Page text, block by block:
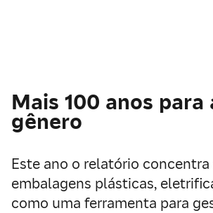
Mais 100 anos
gênero
Este ano o relatório
embalagens plásticas,
como uma ferramenta para